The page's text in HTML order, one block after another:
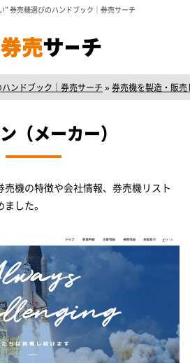
” 券売機選びのハンドブック｜券売サーチ
ンドブック｜券売サーチ »券売機を製造・販
（メーカー）
機の特徴や会社情報、券売機リスト
した。